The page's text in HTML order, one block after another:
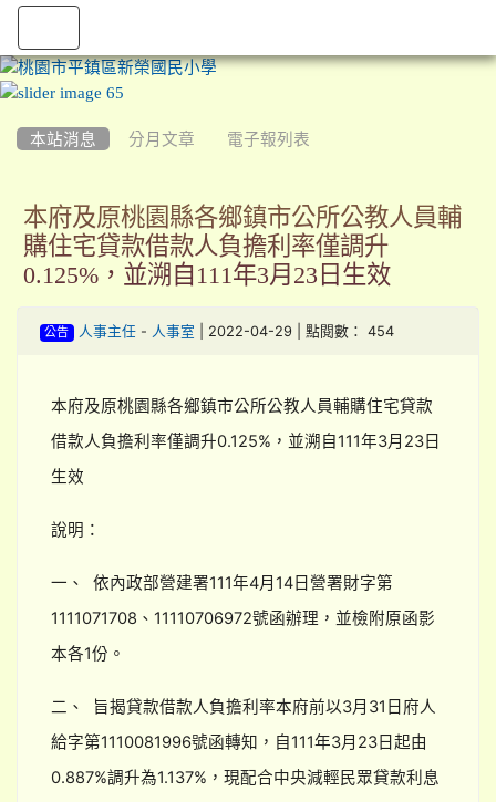
本站消息 分月文章 電子報列表
本府及原桃園縣各鄉鎮市公所公教人員輔
購住宅貸款借款人負擔利率僅調升
0.125%，並溯自111年3月23日生效
公告 人事主任- 人事室 | 2022-04-29 | 點閱數： 454
本府及原桃園縣各鄉鎮市公所公教人員輔購住宅貸款
借款人負擔利率僅調升0.125%，並溯自111年3月23日
生效
說明：
一、 依內政部營建署111年4月14日營署財字第
1111071708、11110706972號函辦理，並檢附原函影
本各1份。
二、 旨揭貸款借款人負擔利率本府前以3月31日府人
給字第1110081996號函轉知，自111年3月23日起由
0.887%調升為1.137%，現配合中央減輕民眾貸款利息